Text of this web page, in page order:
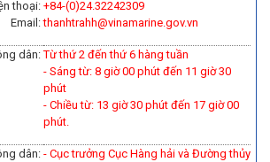
thoại:
Email:
+84-(0)24.32242309
thanhtrahh@vinamarine.gov.vn
dân:Từ thứ 2 đến thứ 6 hàng tuần
- Sáng từ: 8 giờ 00 phút đến 11 giờ 30
phút
- Chiều từ: 13 giờ 30 phút đến 17 giờ 00
phút.
dân: - Cục trưởng Cục Hàng hải và Đường thủy